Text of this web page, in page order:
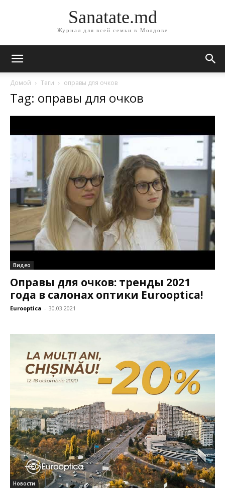
Sanatate.md
Журнал для всей семьи в Молдове
Домой Теги оправы для очков
Tag: оправы для очков
Видео
Оправы для очков: тренды 2021
года в салонах оптики Eurooptica!
Eurooptica - 30.03.2021
Новости